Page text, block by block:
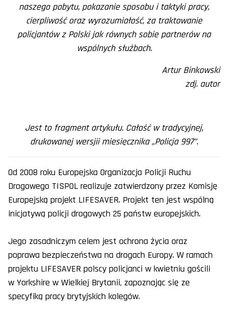
naszego pobytu, pokazanie sposobu i taktyki pracy,
cierpliwość oraz wyrozumiałość, za traktowanie
policjantów z Polski jak równych sobie partnerów na
wspólnych służbach.
Artur Binkowski
zdj. autor
Jest to fragment artykułu. Całość w tradycyjnej,
drukowanej wersjii miesięcznika „Policja 997”.
Od 2008 roku Europejska Organizacja Policji Ruchu
Drogowego TISPOL realizuje zatwierdzony przez Komisję
Europejską projekt LIFESAVER. Projekt ten jest wspólną
inicjatywą policji drogowych 25 państw europejskich.
Jego zasadniczym celem jest ochrona życia oraz
poprawa bezpieczeństwa na drogach Europy. W ramach
projektu LIFESAVER polscy policjanci w kwietniu gościli
w Yorkshire w Wielkiej Brytanii, zapoznając się ze
specyfiką pracy brytyjskich kolegów.